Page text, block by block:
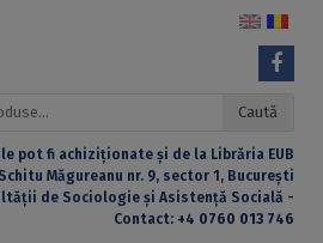
Caută
pot fi achiziționate și de la Librăria EUB
Măgureanu nr. 9, sector 1, București
de Sociologie și Asistență Socială -
Contact: +4 0760 013 746